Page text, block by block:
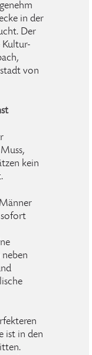
in der
Der
Kultur-
von
kein
sofort
ist in den